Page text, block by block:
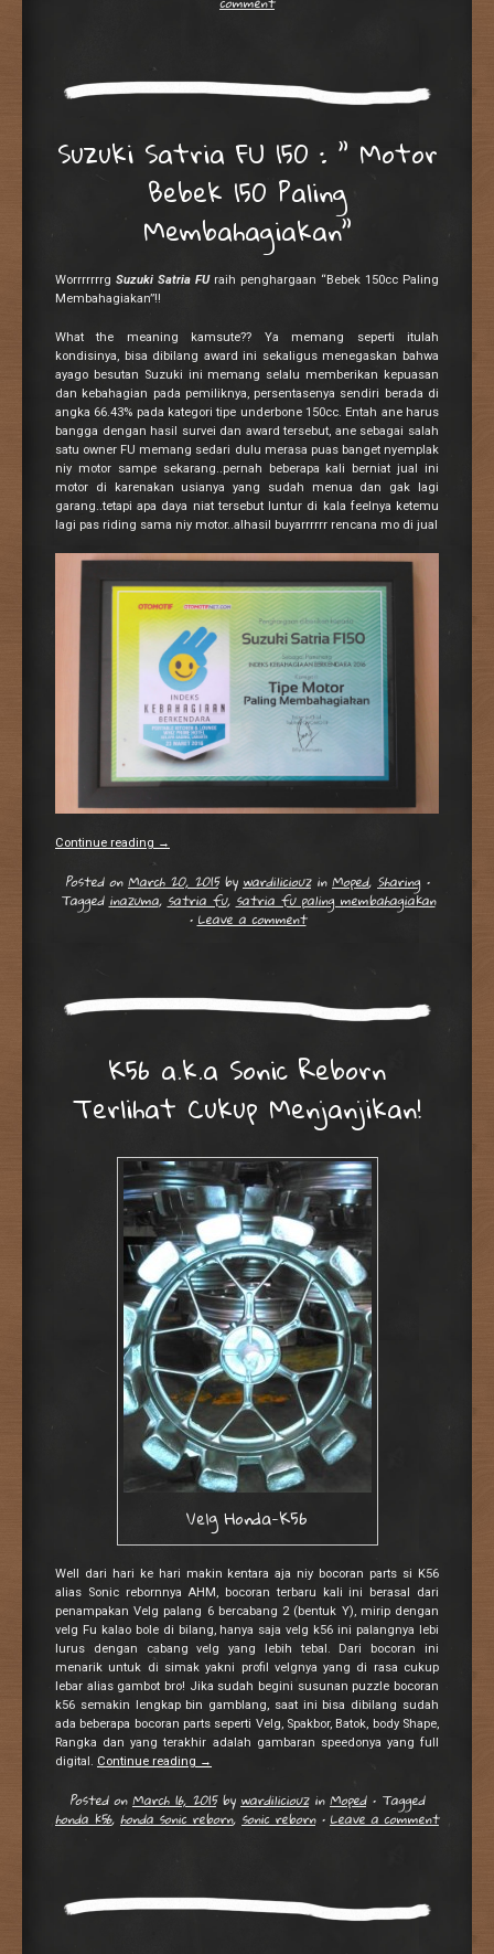
Suzuki Satria FU 150 : ” Motor
Bebek 150 Paling
Membahagiakan”
Worrrrrrrg Suzuki Satria FUraih penghargaan “Bebek 150cc Paling
Membahagiakan”!!
What the meaning kamsute?? Ya memang seperti itulah
kondisinya, bisa dibilang award ini sekaligus menegaskan bahwa
ayago besutan Suzuki ini memang selalu memberikan kepuasan
dan kebahagian pada pemiliknya, persentasenya sendiri berada di
angka 66.43% pada kategori tipe underbone 150cc. Entah ane harus
bangga dengan hasil survei dan award tersebut, ane sebagai salah
satu owner FU memang sedari dulu merasa puas banget nyemplak
niy motor sampe sekarang..pernah beberapa kali berniat jual ini
motor di karenakan usianya yang sudah menua dan gak lagi
garang..tetapi apa daya niat tersebut luntur di kala feelnya ketemu
lagi pas riding sama niy motor..alhasil buyarrrrrr rencana mo di jual
Continue reading →
Posted onMarch 20, 2015by wardiliciouz inMoped, Sharing •
Tagged inazuma, satria fu, satria fu paling membahagiakan
• Leave a comment
K56 a.k.a Sonic Reborn
Terlihat Cukup Menjanjikan!
Velg Honda-K56
Well dari hari ke hari makin kentara aja niy bocoran parts si K56
alias Sonic rebornnya AHM, bocoran terbaru kali ini berasal dari
penampakan Velg palang 6 bercabang 2 (bentuk Y), mirip dengan
velg Fu kalao bole di bilang, hanya saja velg k56 ini palangnya lebi
lurus dengan cabang velg yang lebih tebal. Dari bocoran ini
menarik untuk di simak yakni profil velgnya yang di rasa cukup
lebar alias gambot bro! Jika sudah begini susunan puzzle bocoran
k56 semakin lengkap bin gamblang, saat ini bisa dibilang sudah
ada beberapa bocoran parts seperti Velg, Spakbor, Batok, body Shape,
Rangka dan yang terakhir adalah gambaran speedonya yang full
digital. Continue reading →
Posted onMarch 16, 2015by wardiliciouz inMoped • Tagged
honda k56, honda sonic reborn, sonic reborn • Leave a comment